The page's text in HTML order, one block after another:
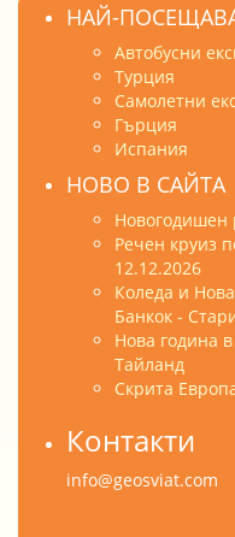
НАЙ-
Автобусни
Турция
Самолетни
Гърция
Испания
НОВО В САЙТА
Новогодишен
Речен круиз
12.12.2026
Коледа и
Банкок -
Нова година
Тайланд
Скрита
Контакти
info@geosviat.com